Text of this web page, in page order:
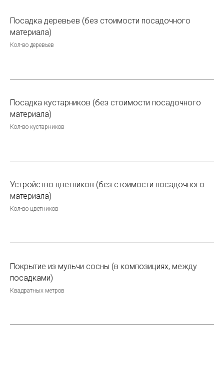
Посадка деревьев (без стоимости посадочного
материала)
Кол-во деревьев
Посадка кустарников (без стоимости посадочного
материала)
Кол-во кустарников
Устройство цветников (без стоимости посадочного
материала)
Кол-во цветников
Покрытие из мульчи сосны (в композициях, между
посадками)
Квадратных метров